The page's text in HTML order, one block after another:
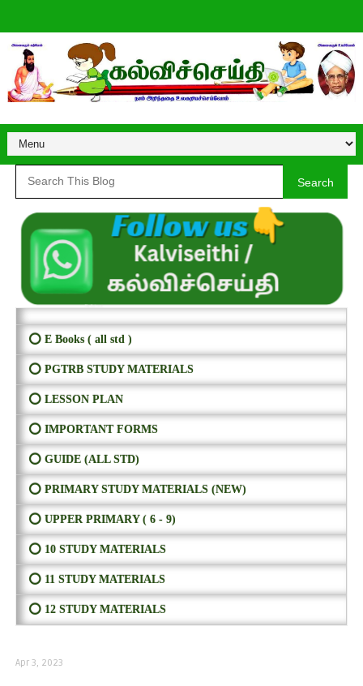
Search
⭕ E Books ( all std )
⭕ PGTRB STUDY MATERIALS
⭕ LESSON PLAN
⭕ IMPORTANT FORMS
⭕ GUIDE (ALL STD)
⭕ PRIMARY STUDY MATERIALS (NEW)
⭕ UPPER PRIMARY ( 6 - 9)
⭕ 10 STUDY MATERIALS
⭕ 11 STUDY MATERIALS
⭕ 12 STUDY MATERIALS
Apr 3, 2023